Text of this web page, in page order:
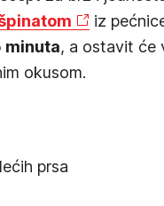
iz
minuta, a ostavit će
okusom.
prsa